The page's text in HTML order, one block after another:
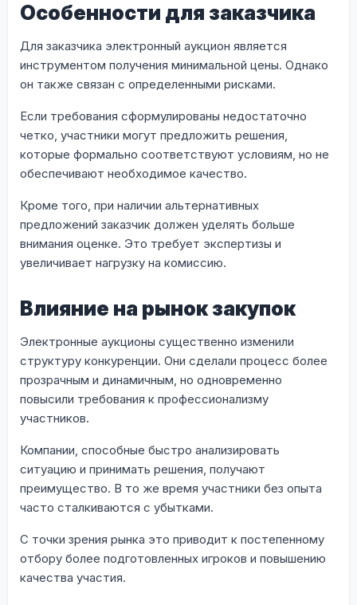
Особенности для заказчика
Для заказчика электронный аукцион является
инструментом получения минимальной цены. Однако
он также связан с определенными рисками.
Если требования сформулированы недостаточно
четко, участники могут предложить решения,
которые формально соответствуют условиям, но не
обеспечивают необходимое качество.
Кроме того, при наличии альтернативных
предложений заказчик должен уделять больше
внимания оценке. Это требует экспертизы и
увеличивает нагрузку на комиссию.
Влияние на рынок закупок
Электронные аукционы существенно изменили
структуру конкуренции. Они сделали процесс более
прозрачным и динамичным, но одновременно
повысили требования к профессионализму
участников.
Компании, способные быстро анализировать
ситуацию и принимать решения, получают
преимущество. В то же время участники без опыта
часто сталкиваются с убытками.
С точки зрения рынка это приводит к постепенному
отбору более подготовленных игроков и повышению
качества участия.